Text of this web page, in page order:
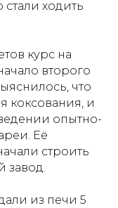
ходить
курс на
второго
что
коксования, и
опытно-
Её
строить
завод.
из печи 5